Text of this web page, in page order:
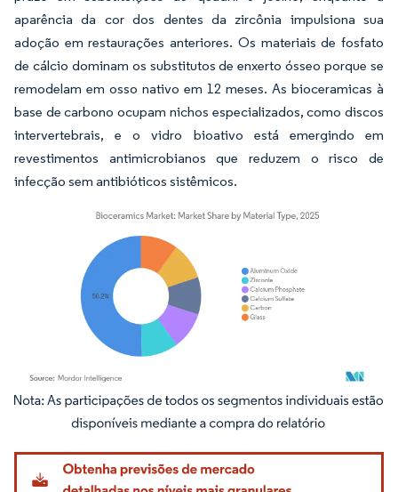
aparência da cor dos dentes da zircônia impulsiona sua
adoção em restaurações anteriores. Os materiais de fosfato
de cálcio dominam os substitutos de enxerto ósseo porque se
remodelam em osso nativo em 12 meses. As bioceramicas à
base de carbono ocupam nichos especializados, como discos
intervertebrais, e o vidro bioativo está emergindo em
revestimentos antimicrobianos que reduzem o risco de
infecção sem antibióticos sistêmicos.
Imagem © Mordor Intelligence. O reuso requer atribuição conforme CC BY 4.0.